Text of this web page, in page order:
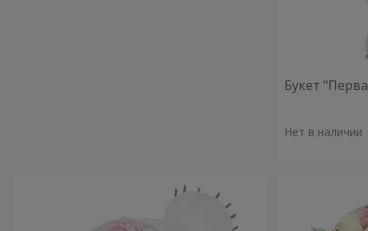
Букет
Нет в наличии